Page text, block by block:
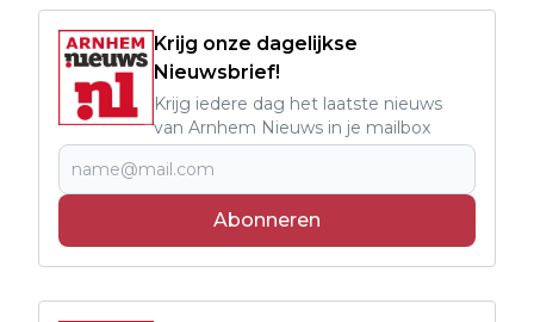
Krijg onze dagelijkse
Nieuwsbrief!
Krijg iedere dag het laatste nieuws
van Arnhem Nieuws in je mailbox
Abonneren